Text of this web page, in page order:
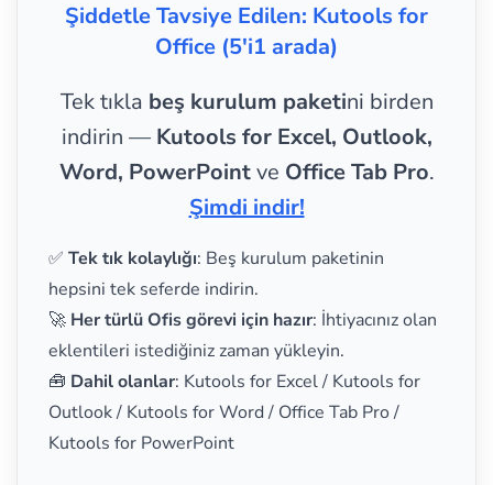
Şiddetle Tavsiye Edilen: Kutools for
Office (5'i1 arada)
Tek tıkla beş kurulum paketini birden
indirin — Kutools for Excel, Outlook,
Word, PowerPointve Office Tab Pro.
Şimdi indir!
✅ Tek tık kolaylığı: Beş kurulum paketinin
hepsini tek seferde indirin.
🚀 Her türlü Ofis görevi için hazır: İhtiyacınız olan
eklentileri istediğiniz zaman yükleyin.
🧰 Dahil olanlar: Kutools for Excel / Kutools for
Outlook / Kutools for Word / Office Tab Pro /
Kutools for PowerPoint